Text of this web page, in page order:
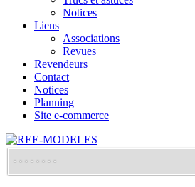
Notices
Liens
Associations
Revues
Revendeurs
Contact
Notices
Planning
Site e-commerce